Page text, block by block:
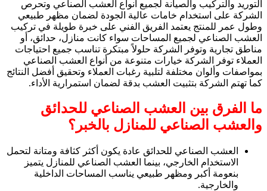
التوريد والتركيب والصيانة لجميع أنواع العشب الصناعي وتحرص
الشركة على استخدام خامات عالية الجودة لضمان مظهر طبيعي
وطول عمر للمنتج يعتمد الفريق الفني على خبرة طويلة في تركيب
العشب الصناعي لجميع المساحات سواء كانت منازل، حدائق، أو
مناطق تجارية وتوفر الشركة حلولاً مبتكرة تناسب جميع احتياجات
العملاء توفر الشركة خيارات متنوعة من أنواع العشب الصناعي
بمواصفات وألوان مختلفة لتلبية رغبات العملاء وتحقيق أفضل النتائج
كما تهتم الشركة بتثبيت العشب بدقة لضمان استمرارية الأداء.
ما الفرق بين العشب الصناعي للحدائق
والعشب الصناعي للمنازل بالخبر؟
العشب الصناعي للحدائق عادة يكون أكثر كثافة ومتانة لتحمل
الاستخدام الخارجي، بينما العشب الصناعي للمنازل يتميز
بنعومة أكبر ومظهر طبيعي يناسب المساحات الداخلية
والخارجية.